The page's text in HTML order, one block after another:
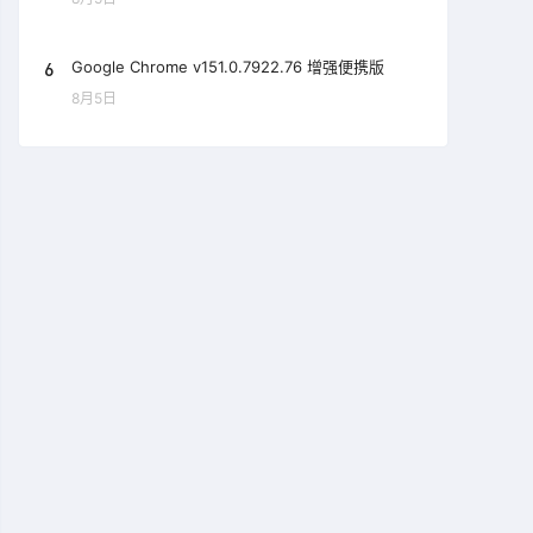
6 Google Chrome v151.0.7922.76 增强便携版
8月5日